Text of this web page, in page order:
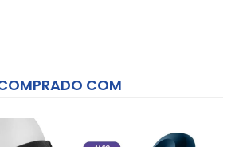
COM